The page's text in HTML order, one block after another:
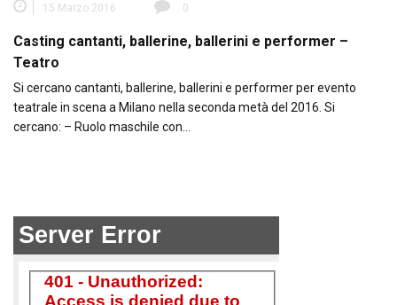
15 Marzo 2016 0
Casting cantanti, ballerine, ballerini e performer –
Teatro
Si cercano cantanti, ballerine, ballerini e performer per evento
teatrale in scena a Milano nella seconda metà del 2016. Si
cercano: – Ruolo maschile con…